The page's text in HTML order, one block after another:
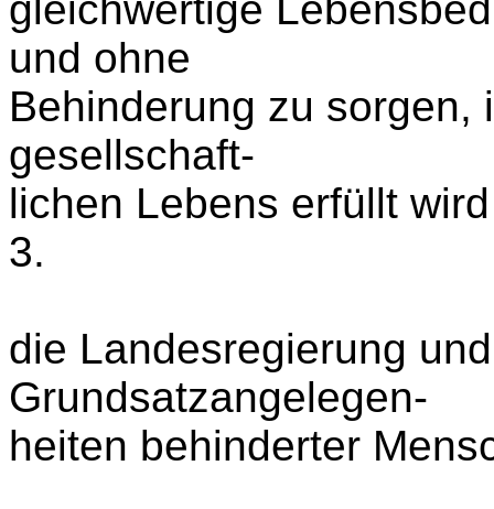
und ohne
Behinderung zu sorgen,
gesellschaft-
lichen Lebens erfüllt
3.
die Landesregierung
Grundsatzangelegen-
heiten behinderter